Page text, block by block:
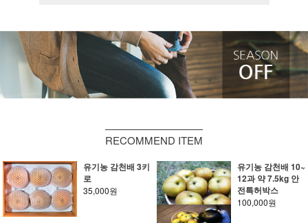
RECOMMEND ITEM
유기농 감천배 3키
로
35,000원
유기농 감천배 10~
12과 약 7.5kg 안
전특허박스
100,000원